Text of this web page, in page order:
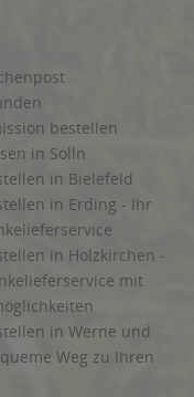
bestellen
in Solln
in Bielefeld
in Erding - Ihr
in Holzkirchen -
mit
in Werne und
Weg zu Ihren